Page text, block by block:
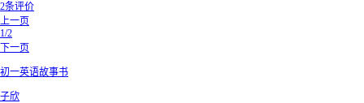
2条评价
上一页
1/2
下一页
初一英语故事书
子欣